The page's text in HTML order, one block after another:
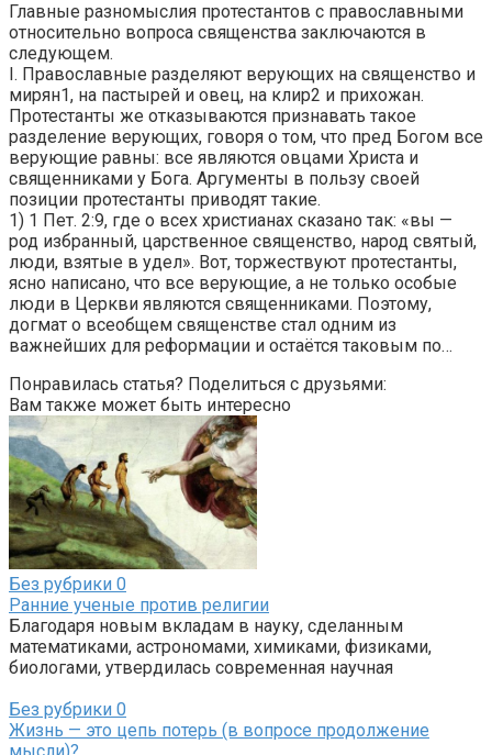
Главные разномыслия протестантов с православными
относительно вопроса священства заключаются в
следующем.
I. Православные разделяют верующих на священство и
мирян1, на пастырей и овец, на клир2 и прихожан.
Протестанты же отказываются признавать такое
разделение верующих, говоря о том, что пред Богом все
верующие равны: все являются овцами Христа и
священниками у Бога. Аргументы в пользу своей
позиции протестанты приводят такие.
1) 1 Пет. 2:9, где о всех христианах сказано так: «вы —
род избранный, царственное священство, народ святый,
люди, взятые в удел». Вот, торжествуют протестанты,
ясно написано, что все верующие, а не только особые
люди в Церкви являются священниками. Поэтому,
догмат о всеобщем священстве стал одним из
важнейших для реформации и остаётся таковым по…
Понравилась статья? Поделиться с друзьями:
Вам также может быть интересно
Без рубрики 0
Ранние ученые против религии
Благодаря новым вкладам в науку, сделанным
математиками, астрономами, химиками, физиками,
биологами, утвердилась современная научная
Без рубрики 0
Жизнь — это цепь потерь (в вопросе продолжение